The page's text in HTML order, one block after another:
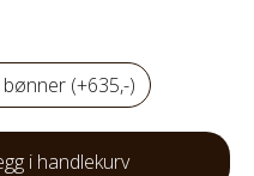
(+635,-)
i handlekurv